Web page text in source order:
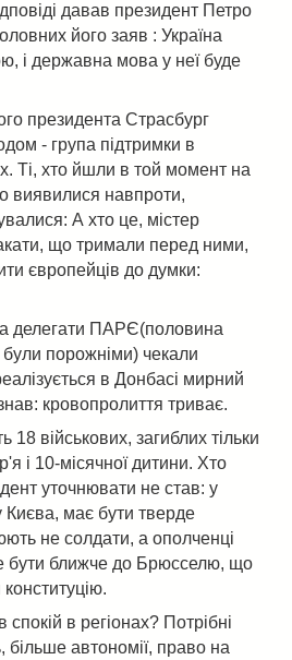
давав президент Петро
його заяв : Україна
і державна мова у неї буде
президента Страсбург
- група підтримки в
Ті, хто йшли в той момент на
виявилися навпроти,
А хто це, містер
що тримали перед ними,
європейців до думки:
делегати ПАРЄ(половина
були порожніми) чекали
в Донбасі мирний
кровопролиття триває.
18 військових, загиблих тільки
і 10-місячної дитини. Хто
уточнювати не став: у
Києва, має бути тверде
не солдати, а ополченці
бути ближче до Брюсселю, що
в регіонах? Потрібні
автономії, право на